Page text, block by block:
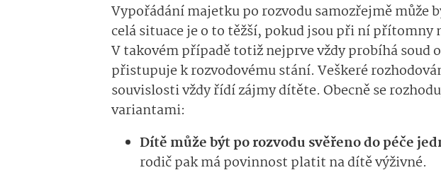
Vypořádání majetku po rozvodu samozřejmě může
celá situace je o to těžší, pokud jsou při ní přítomny
V takovém případě totiž nejprve vždy probíhá soud
přistupuje k rozvodovému stání. Veškeré
souvislosti vždy řídí zájmy dítěte. Obecně se
variantami:
Dítě může být po rozvodu svěřeno do péče
rodič pak má povinnost platit na dítě výživné.